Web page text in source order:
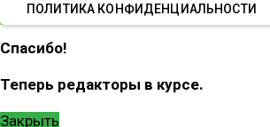
ПОЛИТИКА КОНФИДЕНЦИАЛЬНОСТИ
Спасибо!
Теперь редакторы в курсе.
Закрыть